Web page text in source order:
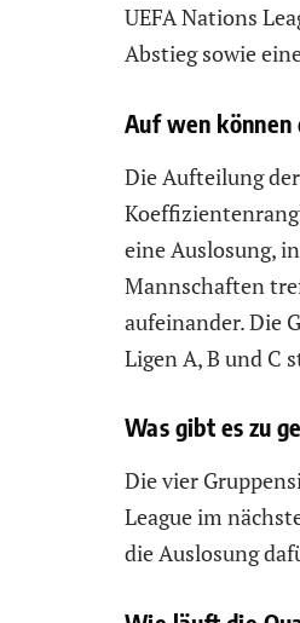
UEFA Nations
Abstieg sowie
Auf wen
Die Aufteilung
eine Auslosung,
Mannschaften
aufeinander. Die
Ligen A, B und C
Was gibt es zu
Die vier
League im
die Auslosung